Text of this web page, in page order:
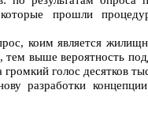
прошли
коим является
выше вероятность
громкий голос
разработки